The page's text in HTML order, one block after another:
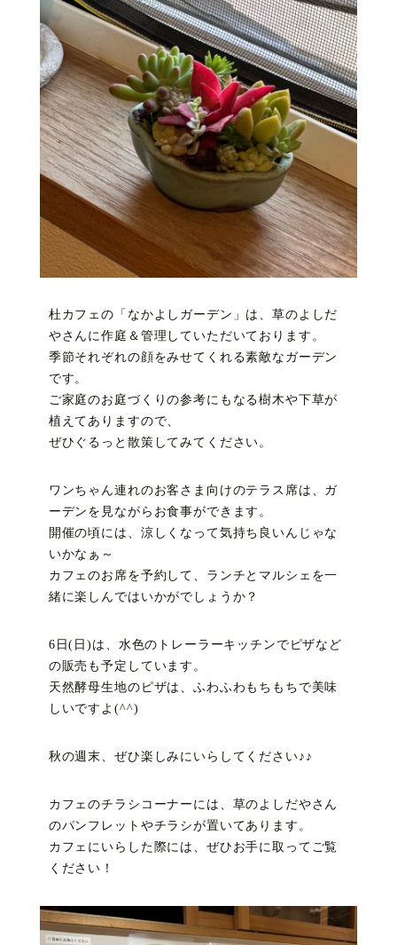
杜カフェの「なかよしガーデン」は、草のよしだ
やさんに作庭＆管理していただいております。
季節それぞれの顔をみせてくれる素敵なガーデン
です。
ご家庭のお庭づくりの参考にもなる樹木や下草が
植えてありますので、
ぜひぐるっと散策してみてください。
ワンちゃん連れのお客さま向けのテラス席は、ガ
ーデンを見ながらお食事ができます。
開催の頃には、涼しくなって気持ち良いんじゃな
いかなぁ～
カフェのお席を予約して、ランチとマルシェを一
緒に楽しんではいかがでしょうか？
6日(日)は、水色のトレーラーキッチンでピザなど
の販売も予定しています。
天然酵母生地のピザは、ふわふわもちもちで美味
しいですよ(^^)
秋の週末、ぜひ楽しみにいらしてください♪♪
カフェのチラシコーナーには、草のよしだやさん
のパンフレットやチラシが置いてあります。
カフェにいらした際には、ぜひお手に取ってご覧
ください！